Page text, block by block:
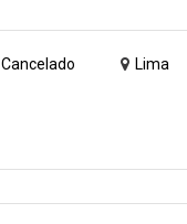
Cancelado Lima